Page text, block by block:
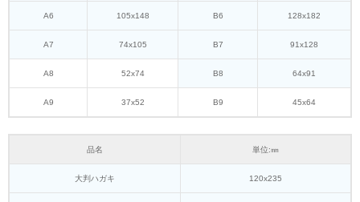
A6 105x148 B6 128x182
A7 74x105 B7 91x128
A8 52x74 B8 64x91
A9 37x52 B9 45x64
品名 単位:㎜
大判ハガキ 120x235